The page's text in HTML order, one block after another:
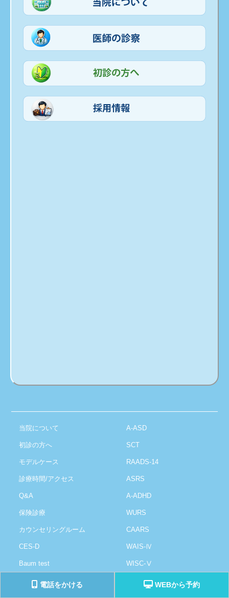
当院について
初診の方へ
モデルケース
診療時間/アクセス
Q&A
保険診療
カウンセリングルーム
CES-D
Baum test
TEG3
A-ASD
SCT
RAADS-14
ASRS
A-ADHD
WURS
CAARS
WAIS-Ⅳ
WISC-Ⅴ
傷病手当
電話をかける WEBから予約